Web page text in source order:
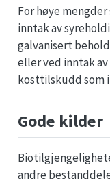
For høye
inntak av
galvanisert
eller ved inntak
kosttilskudd som
Gode kilder
andre